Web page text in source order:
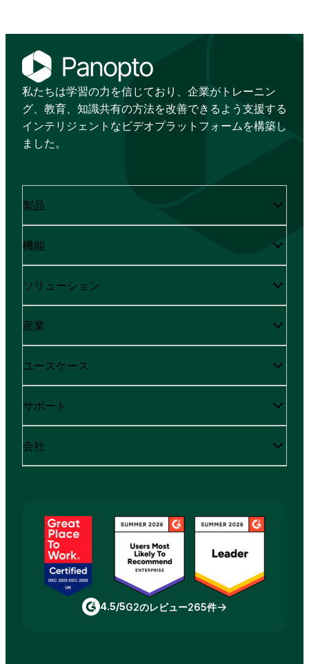
私たちは学習の力を信じており、企業がトレーニン
グ、教育、知識共有の方法を改善できるよう支援する
インテリジェントなビデオプラットフォームを構築し
ました。
製品
機能
ソリューション
産業
ユースケース
サポート
会社
4.5/5G2のレビュー265件